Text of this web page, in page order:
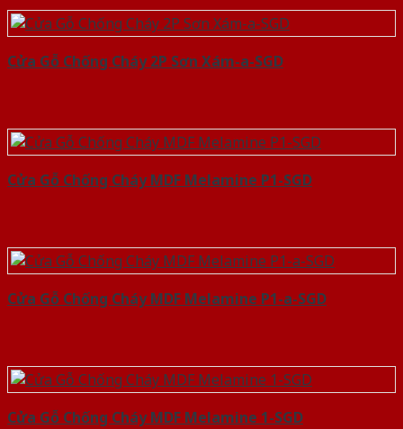
Cửa Gỗ Chống Cháy 2P Sơn Xám-a-SGD
Cửa Gỗ Chống Cháy MDF Melamine P1-SGD
Cửa Gỗ Chống Cháy MDF Melamine P1-a-SGD
Cửa Gỗ Chống Cháy MDF Melamine 1-SGD